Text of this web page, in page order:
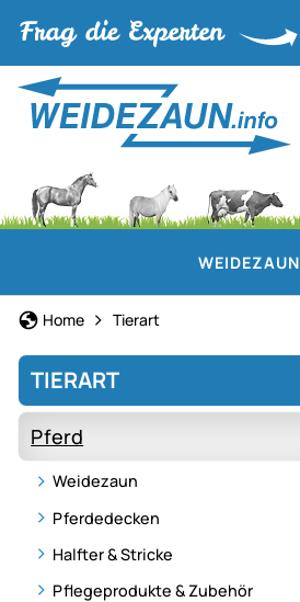
WEIDEZAUN
Home Tierart
TIERART
Pferd
Weidezaun
Pferdedecken
Halfter & Stricke
Pflegeprodukte & Zubehör